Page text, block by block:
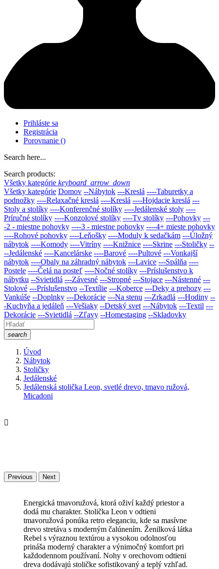
Prihláste sa
Registrácia
Porovnanie ()
Search here...
Search products:
Všetky kategórie keyboard_arrow_down
Všetky kategórie Domov --Nábytok ---Kreslá ----Taburetky a
podnožky ----Relaxačné kreslá ----Kreslá ----Hojdacie kreslá ---
Stoly a stolíky ----Konferenčné stolíky ----Jedálenské stoly ----
Príručné stolíky ----Konzolové stolíky ----Tv stolíky ---Pohovky ---
-2 - miestne pohovky ----3 - miestne pohovky ----4+ mieste pohovky
----Rohové pohovky ----Leňošky ----Moduly k sedačkám ---Úložný
nábytok ----Komody ----Vitríny ----Knižnice ----Skrine ---Stoličky --
--Jedálenské ----Kancelárske ----Barové ----Pultové ---Vonkajší
nábytok ----Obaly na záhradný nábytok ---Lavice ---Spálňa ----
Postele ----Čelá na posteľ ----Nočné stolíky ---Príslušenstvo k
nábytku --Svietidlá ---Závesné ---Stropné ---Stojace ---Nástenné ---
Stolové ---Príslušenstvo --Textílie ---Koberce ---Deky a prehozy ---
Vankúše --Doplnky ---Dekorácie ---Na stenu ---Zrkadlá ---Hodiny --
-Kuchyňa a jedáleň ---Vešiaky --Detský svet ---Nábytok ---Textil ---
Dekorácie ---Svietidlá --Zľavy --Homestaging --Skladovky
search
Úvod
Nábytok
Stoličky
Jedálenské
Jedálenská stolička Leon, svetlé drevo, tmavo ružová,
Micadoni

Previous Next
Energická tmavoružová, ktorá oživí každý priestor a
dodá mu charakter. Stolička Leon v odtieni
tmavoružová ponúka retro eleganciu, kde sa masívne
drevo stretáva s moderným čalúnením. Ženilková látka
Rebel s výraznou textúrou a vysokou odolnosťou
prináša moderný charakter a výnimočný komfort pri
každodennom používaní. Nohy v orechovom odtieni
dreva dodávajú stoličke sofistikovaný a teplý vzhľad.